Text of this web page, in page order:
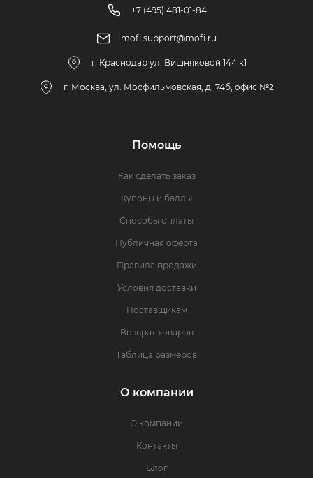
+7 (495) 481-01-84
mofi.support@mofi.ru
г. Краснодар ул. Вишняковой 144 к1
г. Москва, ул. Мосфильмовская, д. 74б, офис №2
Помощь
Как сделать заказ
Купоны и баллы
Способы оплаты
Публичная оферта
Правила продажи
Условия доставки
Поставщикам
Возврат товаров
Таблица размеров
О компании
О компании
Контакты
Блог